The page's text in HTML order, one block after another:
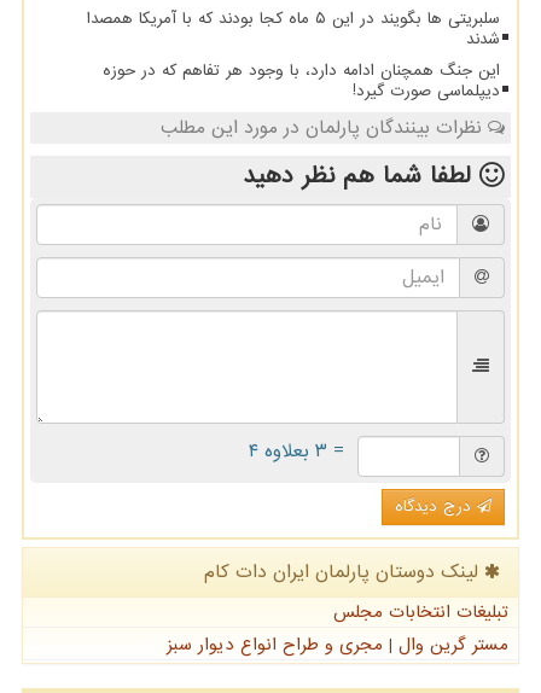
سلبریتی ها بگویند در این ۵ ماه کجا بودند که با آمریکا همصدا
شدند
این جنگ همچنان ادامه دارد، با وجود هر تفاهم که در حوزه
دیپلماسی صورت گیرد!
نظرات بینندگان پارلمان در مورد این مطلب
لطفا شما همنظر دهید
= ۳ بعلاوه ۴
درج دیدگاه
لینک دوستان پارلمان ایران دات كام
تبلیغات انتخابات مجلس
مستر گرین وال | مجری و طراح انواع دیوار سبز